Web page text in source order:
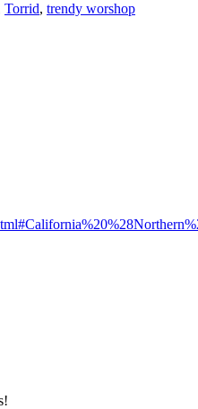
Torrid, trendy worshop